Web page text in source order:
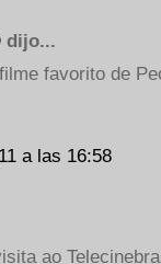
dijo...
favorito de
a las 16:58
ao